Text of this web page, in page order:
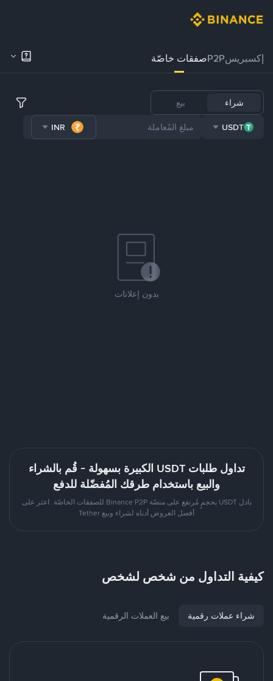
إكسبريسP2Pصفقات خاصّة
شراء بيع
USDT
INR
بدون إعلانات
تداول طلبات USDT الكبيرة بسهولة - قُم بالشراء
والبيع باستخدام طرقك المُفضّلة للدفع
بادل USDT بحجمٍ مُرتفع على منصّة Binance P2P للصفقات الخاصّة. اعثر على
أفضل العروض أدناه لشراء وبيع Tether
كيفية التداول من شخص لشخص
شراء عملات رقمية بيع العملات الرقمية